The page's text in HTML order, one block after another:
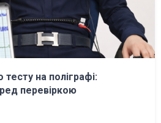
на поліграфі:
перевіркою